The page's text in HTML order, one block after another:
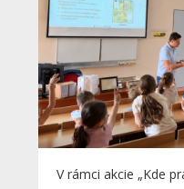
V rámci akcie „Kde